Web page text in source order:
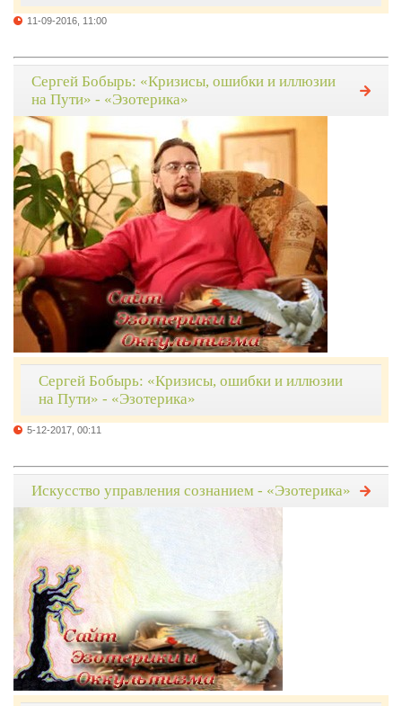
11-09-2016, 11:00
Сергей Бобырь: «Кризисы, ошибки и иллюзии
на Пути» - «Эзотерика»
Сергей Бобырь: «Кризисы, ошибки и иллюзии
на Пути» - «Эзотерика»
5-12-2017, 00:11
Искусство управления сознанием - «Эзотерика»